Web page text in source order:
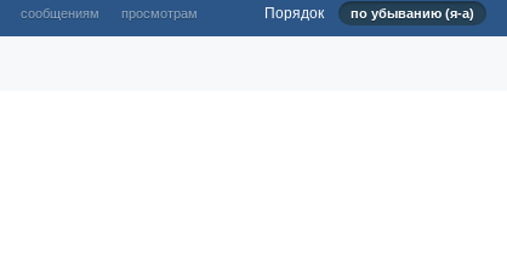
сообщениям просмотрам Порядок по убыванию (я-а)